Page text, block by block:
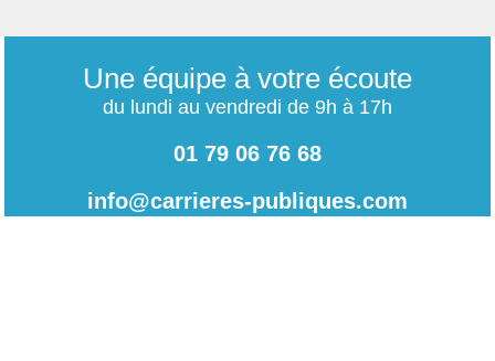
Une équipe à votre écoute
du lundi au vendredi de 9h à 17h
01 79 06 76 68
info@carrieres-publiques.com